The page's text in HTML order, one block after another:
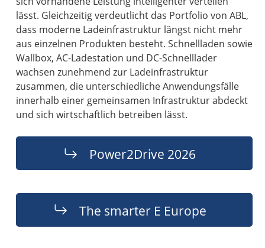
lässt. Gleichzeitig verdeutlicht das Portfolio von ABL,
dass moderne Ladeinfrastruktur längst nicht mehr
aus einzelnen Produkten besteht. Schnellladen sowie
Wallbox, AC-Ladestation und DC-Schnelllader
wachsen zunehmend zur Ladeinfrastruktur
zusammen, die unterschiedliche Anwendungsfälle
innerhalb einer gemeinsamen Infrastruktur abdeckt
und sich wirtschaftlich betreiben lässt.
Power2Drive 2026
The smarter E Europe